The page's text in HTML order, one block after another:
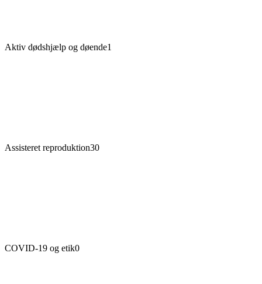
Aktiv dødshjælp og døende1
Assisteret reproduktion30
COVID-19 og etik0